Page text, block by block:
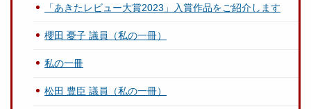
「あきたレビュー大賞2023」入賞作品をご紹介します
櫻田 憂子 議員（私の一冊）
私の一冊
松田 豊臣 議員（私の一冊）